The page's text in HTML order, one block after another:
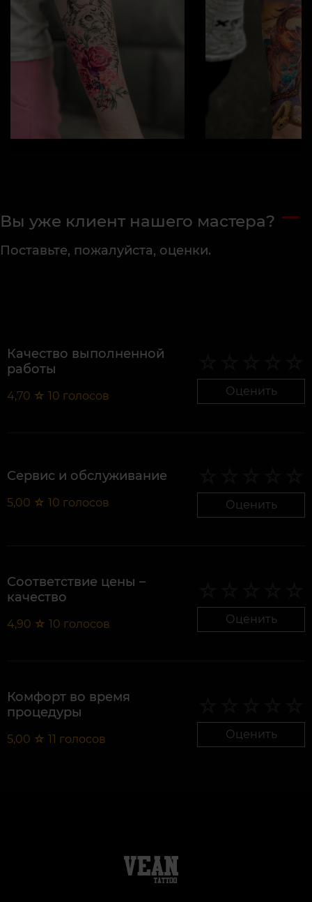
Вы уже клиент нашего мастера?
Поставьте, пожалуйста, оценки.
Качество выполненной
работы
4,70 ☆ 10 голосов Оценить
Сервис и обслуживание
5,00 ☆ 10 голосов Оценить
Соответствие цены –
качество
4,90 ☆ 10 голосов Оценить
Комфорт во время
процедуры
5,00 ☆ 11 голосов Оценить